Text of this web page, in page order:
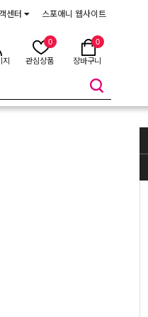
센터 스포애니 웹사이트
지 관심상품
0
장바구니
0